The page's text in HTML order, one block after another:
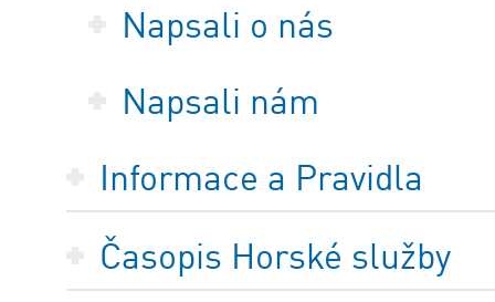
Napsali o nás
Napsali nám
Informace a Pravidla
Časopis Horské služby